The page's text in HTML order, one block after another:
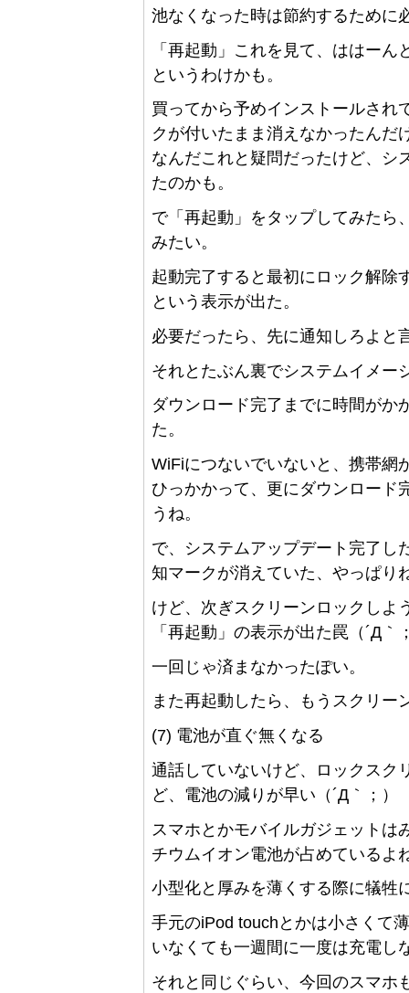
池なくなった時は節約するために
「再起動」これを見て、ははー
というわけかも。
買ってから予めインストールされ
クが付いたまま消えなかったんだ
なんだこれと疑問だったけど、シ
たのかも。
で「再起動」をタップしてみたら
みたい。
起動完了すると最初にロック解除
という表示が出た。
必要だったら、先に通知しろよと
それとたぶん裏でシステムイメー
ダウンロード完了までに時間がか
た。
WiFiにつないでいないと、携帯網
ひっかかって、更にダウンロード
うね。
で、システムアップデート完了し
知マークが消えていた、やっぱり
けど、次ぎスクリーンロックしよ
「再起動」の表示が出た罠（´Д｀
一回じゃ済まなかったぽい。
また再起動したら、もうスクリー
(7) 電池が直ぐ無くなる
通話していないけど、ロックスク
ど、電池の減りが早い（´Д｀；）
スマホとかモバイルガジェットは
チウムイオン電池が占めているよ
小型化と厚みを薄くする際に犠牲
手元のiPod touchとかは小さくて
いなくても一週間に一度は充電し
それと同じぐらい、今回のスマホ